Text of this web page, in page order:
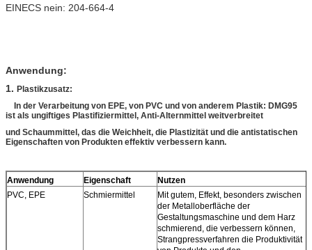
EINECS nein: 204-664-4
Anwendung:
1. Plastikzusatz:
In der Verarbeitung von EPE, von PVC und von anderem Plastik: DMG95
ist als ungiftiges Plastifiziermittel, Anti-Alternmittel weitverbreitet
und Schaummittel, das die Weichheit, die Plastizität und die antistatischen
Eigenschaften von Produkten effektiv verbessern kann.
Anwendung Eigenschaft
Nutzen
PVC, EPE
Schmiermittel
Mit gutem, Effekt, besonders zwischen
der Metalloberfläche der
Gestaltungsmaschine und dem Harz
schmierend, die verbessern können,
Strangpressverfahren die Produktivität